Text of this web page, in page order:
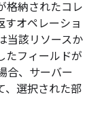
格納されたコレ
すオペレーショ
当該リソースか
たフィールドが
合、サーバー
、選択された部